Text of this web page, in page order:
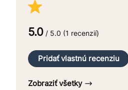
5.0 / 5.0 (1 recenzií)
Pridať vlastnú recenziu
Zobraziť všetky